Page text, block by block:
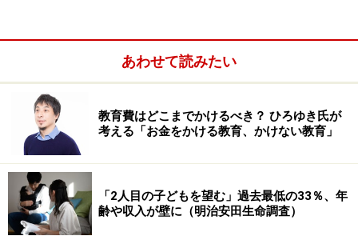
あわせて読みたい
教育費はどこまでかけるべき？ ひろゆき氏が
考える「お金をかける教育、かけない教育」
「2人目の子どもを望む」過去最低の33％、年
齢や収入が壁に（明治安田生命調査）